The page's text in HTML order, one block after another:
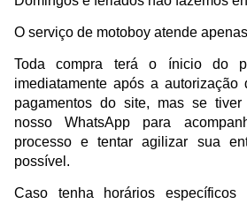
O serviço de motoboy atende
Toda compra terá o ínicio do
imediatamente após a autorização
pagamentos do site, mas se
nosso WhatsApp para
processo e tentar agilizar sua
possível.
Caso tenha horários